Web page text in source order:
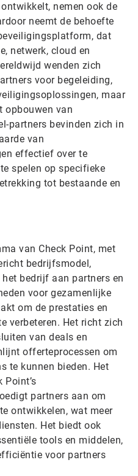
nemen ook de
neemt de behoefte
dat
netwerk, cloud en
wenden zich
voor begeleiding,
maar
opbouwen van
partners bevinden zich in
van
effectief over te
spelen op specifieke
tot bestaande en
van Check Point, met
bedrijfsmodel,
bedrijf aan partners en
voor gezamenlijke
om de prestaties en
verbeteren. Het richt zich
van deals en
offerteprocessen om
te kunnen bieden. Het
Point’s
partners aan om
ontwikkelen, wat meer
Het biedt ook
tools en middelen,
voor partners